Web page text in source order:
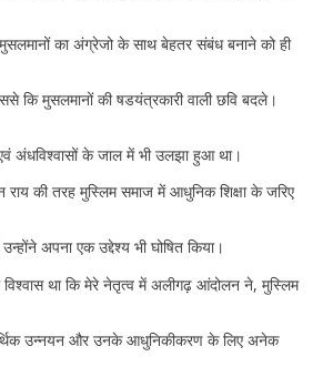
का अंग्रेजो के साथ बेहतर संबंध बनाने को ही
कि मुसलमानों की षडयंत्रकारी वाली छवि बदले।
अंधविश्वासों के जाल में भी उलझा हुआ था।
राय की तरह मुस्लिम समाज में आधुनिक शिक्षा के जरिए
अपना एक उद्देश्य भी घोषित किया।
था कि मेरे नेतृत्व में अलीगढ़ आंदोलन ने, मुस्लिम
उन्नयन और उनके आधुनिकीकरण के लिए अनेक